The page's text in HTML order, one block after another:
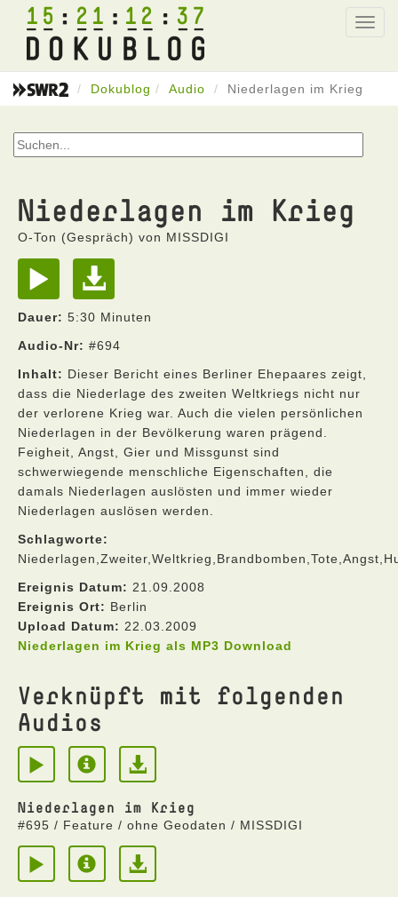
15 21 12 37
Dokublog Audio Niederlagen im Krieg
Niederlagen im Krieg
O-Ton (Gespräch) von MISSDIGI
Dauer: 5:30 Minuten
Audio-Nr: #694
Inhalt: Dieser Bericht eines Berliner Ehepaares zeigt,
dass die Niederlage des zweiten Weltkriegs nicht nur
der verlorene Krieg war. Auch die vielen persönlichen
Niederlagen in der Bevölkerung waren prägend.
Feigheit, Angst, Gier und Missgunst sind
schwerwiegende menschliche Eigenschaften, die
damals Niederlagen auslösten und immer wieder
Niederlagen auslösen werden.
Schlagworte:
Ereignis Datum: 21.09.2008
Ereignis Ort: Berlin
Upload Datum: 22.03.2009
Niederlagen im Krieg als MP3 Download
Verknüpft mit folgenden
Audios
Niederlagen im Krieg
#695 / Feature / ohne Geodaten / MISSDIGI